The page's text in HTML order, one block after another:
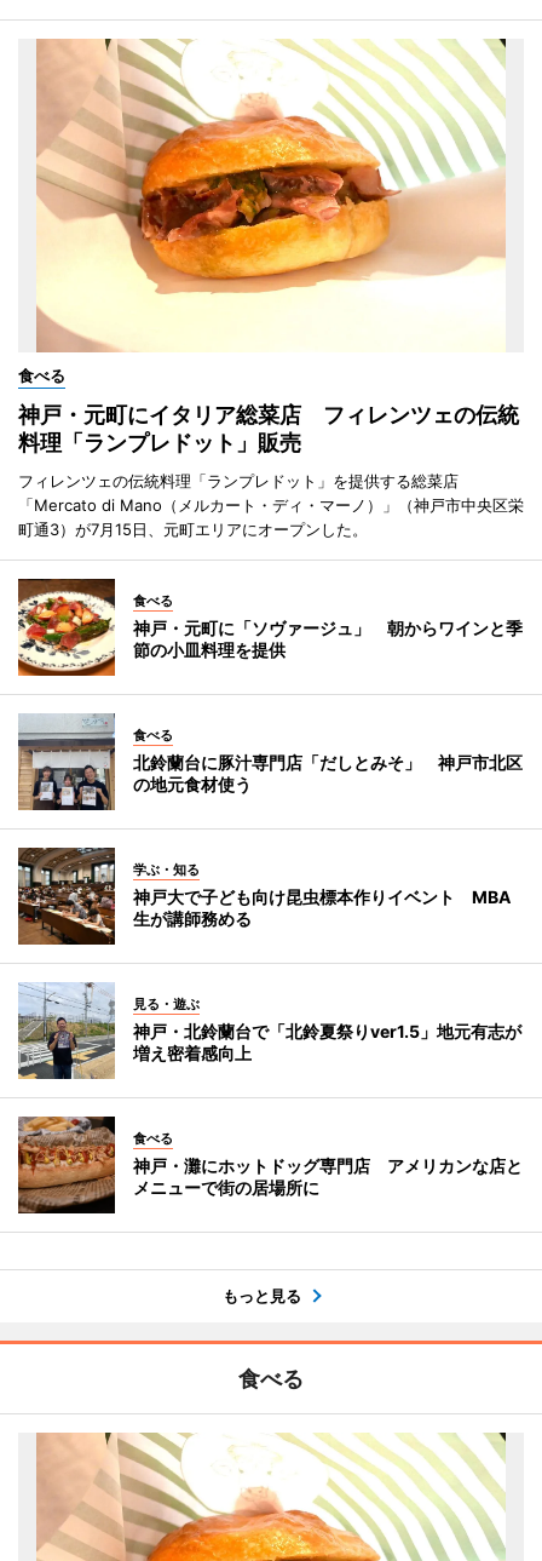
食べる
神戸・元町にイタリア総菜店 フィレンツェの伝統
料理「ランプレドット」販売
フィレンツェの伝統料理「ランプレドット」を提供する総菜店
「Mercato di Mano（メルカート・ディ・マーノ）」（神戸市中央区栄
町通3）が7月15日、元町エリアにオープンした。
食べる
神戸・元町に「ソヴァージュ」 朝からワインと季
節の小皿料理を提供
食べる
北鈴蘭台に豚汁専門店「だしとみそ」 神戸市北区
の地元食材使う
学ぶ・知る
神戸大で子ども向け昆虫標本作りイベント MBA
生が講師務める
見る・遊ぶ
神戸・北鈴蘭台で「北鈴夏祭りver1.5」地元有志が
増え密着感向上
食べる
神戸・灘にホットドッグ専門店 アメリカンな店と
メニューで街の居場所に
もっと見る
食べる